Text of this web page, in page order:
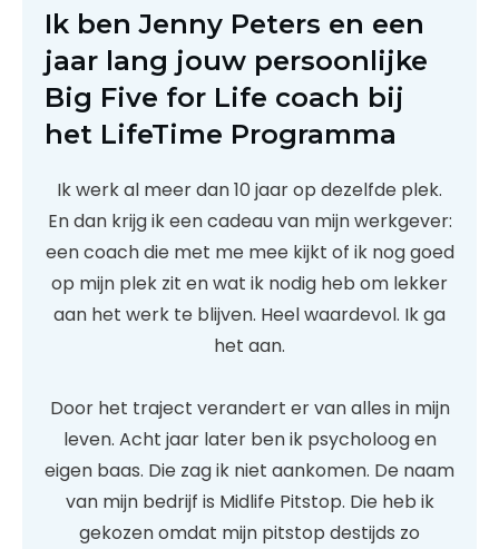
Ik ben Jenny Peters en een
jaar lang jouw persoonlijke
Big Five for Life coach bij
het LifeTime Programma
Ik werk al meer dan 10 jaar op dezelfde plek.
En dan krijg ik een cadeau van mijn werkgever:
een coach die met me mee kijkt of ik nog goed
op mijn plek zit en wat ik nodig heb om lekker
aan het werk te blijven. Heel waardevol. Ik ga
het aan.
Door het traject verandert er van alles in mijn
leven. Acht jaar later ben ik psycholoog en
eigen baas. Die zag ik niet aankomen. De naam
van mijn bedrijf is Midlife Pitstop. Die heb ik
gekozen omdat mijn pitstop destijds zo